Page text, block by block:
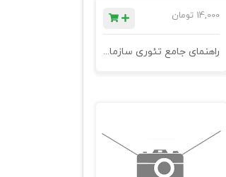
14,000 تومان
راهنمای جامع تئوری سازمان